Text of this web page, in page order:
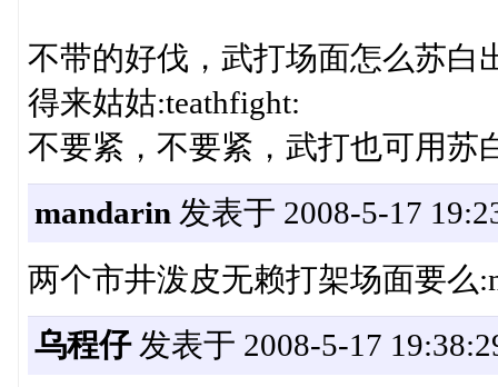
不带的好伐，武打场面怎么苏白
得来姑姑:teathfight:
不要紧，不要紧，武打也可用苏
mandarin 发表于 2008-5-17
两个市井泼皮无赖打架场面要么
乌程仔发表于 2008-5-17